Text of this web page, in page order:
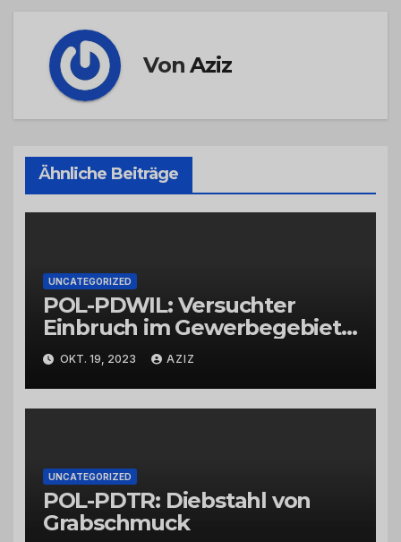
VonAziz
Ähnliche Beiträge
UNCATEGORIZED
POL-PDWIL: Versuchter
Einbruch im Gewerbegebiet
Wittlich
OKT. 19, 2023 AZIZ
UNCATEGORIZED
POL-PDTR: Diebstahl von
Grabschmuck